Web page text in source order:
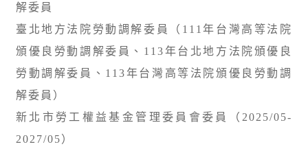
解委員
臺北地方法院勞動調解委員（111年台灣高等法院
頒優良勞動調解委員、113年台北地方法院頒優良
勞動調解委員、113年台灣高等法院頒優良勞動調
解委員）
新北市勞工權益基金管理委員會委員（2025/05-
2027/05）